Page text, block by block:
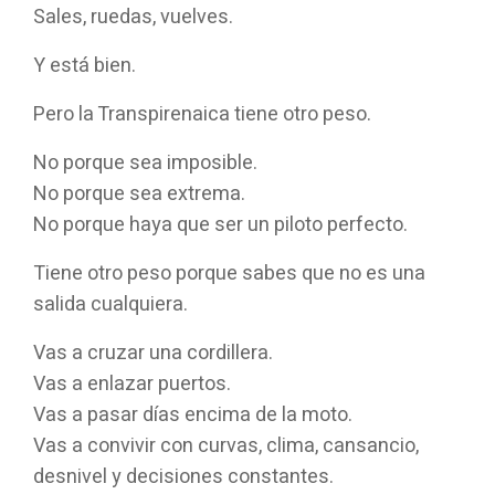
Sales, ruedas, vuelves.
Y está bien.
Pero la Transpirenaica tiene otro peso.
No porque sea imposible.
No porque sea extrema.
No porque haya que ser un piloto perfecto.
Tiene otro peso porque sabes que no es una
salida cualquiera.
Vas a cruzar una cordillera.
Vas a enlazar puertos.
Vas a pasar días encima de la moto.
Vas a convivir con curvas, clima, cansancio,
desnivel y decisiones constantes.